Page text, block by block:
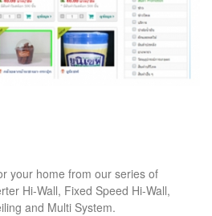
your home from our series of
Hi-Wall, Fixed Speed Hi-Wall,
and Multi System.